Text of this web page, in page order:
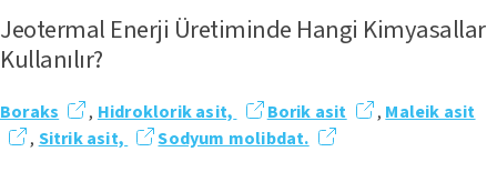
Jeotermal Enerji Üretiminde Hangi Kimyasallar
Kullanılır?
Boraks , Hidroklorik asit, Borik asit , Maleik asit
, Sitrik asit,
Sodyum molibdat.